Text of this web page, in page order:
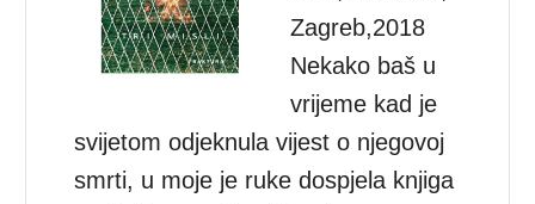
Zagreb,2018
Nekako baš u
vrijeme kad je
svijetom odjeknula vijest o njegovoj
smrti, u moje je ruke dospjela knjiga